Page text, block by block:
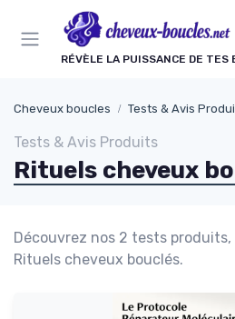
RÉVÈLE LA PUISSANCE DE TES
Cheveux boucles Tests & Avis
Tests & Avis Produits
Rituels cheveux
Découvrez nos 2 tests
Rituels cheveux bouclés.
Panneau de gestion des cookies